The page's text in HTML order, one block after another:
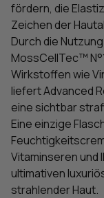
fördern, die
Zeichen der
Durch die
MossCellTec™
Wirkstoffen wie
liefert Advanced
eine sichtbar
Eine einzige
Vitaminseren
ultimativen
strahlender Haut.